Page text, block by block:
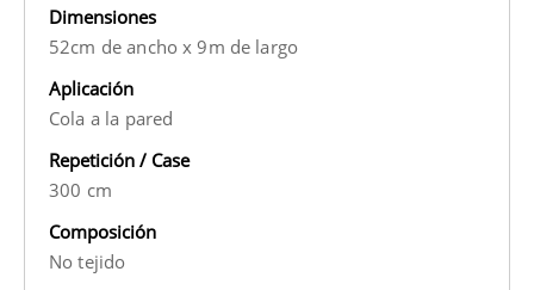
Dimensiones
52cm de ancho x 9m de largo
Aplicación
Cola a la pared
Repetición / Case
300 cm
Composición
No tejido